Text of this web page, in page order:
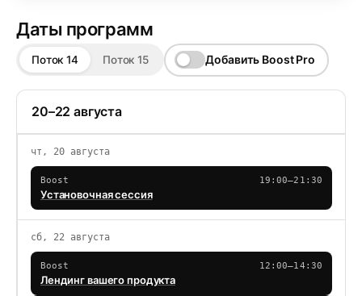
Даты программ
Поток 14 Поток 15 Добавить Boost Pro
20–22 августа
чт, 20 августа
Boost 19:00–21:30
Установочная сессия
сб, 22 августа
Boost 12:00–14:30
Лендинг вашего продукта